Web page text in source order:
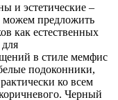
и эстетические –
можем предложить
как естественных
в стиле мемфис
подоконники,
ко всем
Черный